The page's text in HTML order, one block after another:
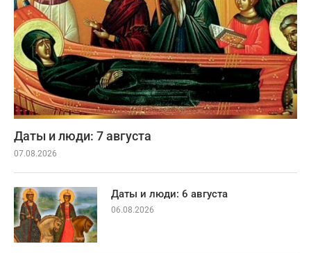
Даты и люди: 7 августа
07.08.2026
Даты и люди: 6 августа
06.08.2026